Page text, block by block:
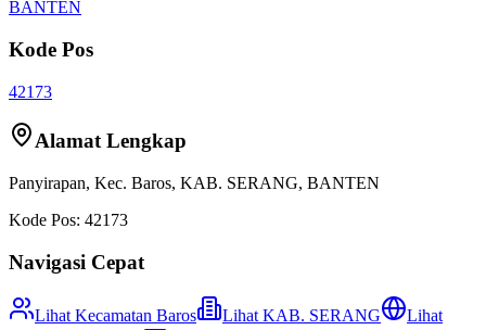
BANTEN
Kode Pos
42173
Alamat Lengkap
Panyirapan, Kec. Baros, KAB. SERANG, BANTEN
Kode Pos: 42173
Navigasi Cepat
Lihat Kecamatan Baros Lihat KAB. SERANG
Lihat